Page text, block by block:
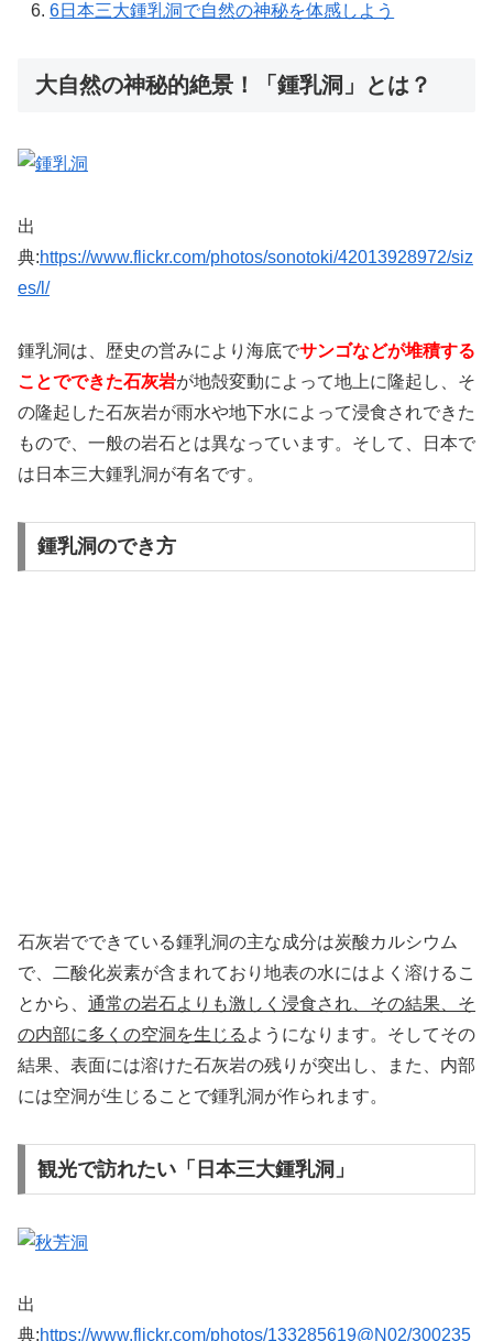
6日本三大鍾乳洞で自然の神秘を体感しよう
大自然の神秘的絶景！「鍾乳洞」とは？
出
典:https://www.flickr.com/photos/sonotoki/42013928972/siz
es/l/
鍾乳洞は、歴史の営みにより海底でサンゴなどが堆積する
ことでできた石灰岩が地殻変動によって地上に隆起し、そ
の隆起した石灰岩が雨水や地下水によって浸食されできた
もので、一般の岩石とは異なっています。そして、日本で
は日本三大鍾乳洞が有名です。
鍾乳洞のでき方
石灰岩でできている鍾乳洞の主な成分は炭酸カルシウム
で、二酸化炭素が含まれており地表の水にはよく溶けるこ
とから、 通常の岩石よりも激しく浸食され、その結果、そ
の内部に多くの空洞を生じる ようになります。そしてその
結果、表面には溶けた石灰岩の残りが突出し、また、内部
には空洞が生じることで鍾乳洞が作られます。
観光で訪れたい「日本三大鍾乳洞」
出
典:https://www.flickr.com/photos/133285619@N02/300235